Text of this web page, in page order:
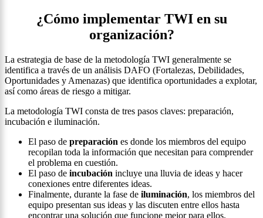
¿Cómo implementar TWI en su
organización?
La estrategia de base de la metodología TWI generalmente se
identifica a través de un análisis DAFO (Fortalezas, Debilidades,
Oportunidades y Amenazas) que identifica oportunidades a explotar,
así como áreas de riesgo a mitigar.
La metodología TWI consta de tres pasos claves: preparación,
incubación e iluminación.
El paso de preparación es donde los miembros del equipo
recopilan toda la información que necesitan para comprender
el problema en cuestión.
El paso de incubación incluye una lluvia de ideas y hacer
conexiones entre diferentes ideas.
Finalmente, durante la fase de iluminación, los miembros del
equipo presentan sus ideas y las discuten entre ellos hasta
encontrar una solución que funcione mejor para ellos.